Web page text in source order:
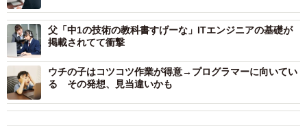
AIチャットの使用経験（提供画像）
続いて、「AIチャットを知っている」と回答した846人に対
して「AIチャットの使用経験」について聞いたところ、
63.5％の人が「使用経験あり」と回答。これを年代別でみ
父「中1の技術の教科書すげーな」ITエンジニアの基礎が
掲載されてて衝撃
ウチの子はコツコツ作業が得意→プログラマーに向いてい
る その発想、見当違いかも